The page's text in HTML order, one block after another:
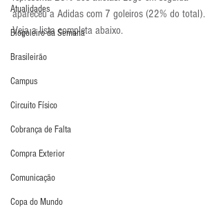
Atualidades
Blogoleiro da Semana
Brasileirão
Campus
Circuito Físico
Cobrança de Falta
Compra Exterior
Comunicação
Copa do Mundo
apareceu a Adidas com 7 goleiros (22% do total).
Veja a lista completa abaixo.